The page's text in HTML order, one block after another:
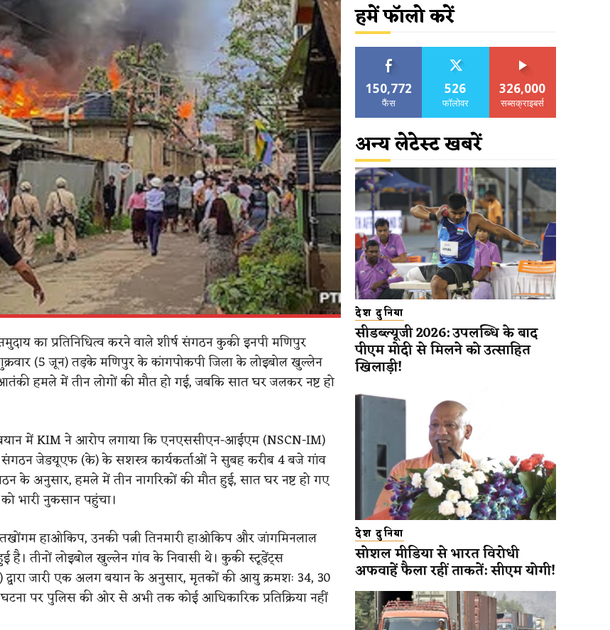
का प्रतिनिधित्व करने वाले शीर्ष संगठन कुकी इनपी मणिपुर
(5 जून) तड़के मणिपुर के कांगपोकपी जिला के लोइबोल खुल्लेन
हमले में तीन लोगों की मौत हो गई, जबकि सात घर जलकर नष्ट हो
में KIM ने आरोप लगाया कि एनएससीएन-आईएम (NSCN-IM)
जेडयूएफ (के) के सशस्त्र कार्यकर्ताओं ने सुबह करीब 4 बजे गांव
के अनुसार, हमले में तीन नागरिकों की मौत हुई, सात घर नष्ट हो गए
भारी नुकसान पहुंचा।
हाओकिप, उनकी पत्नी तिनमारी हाओकिप और जांगमिनलाल
तीनों लोइबोल खुल्लेन गांव के निवासी थे। कुकी स्टूडेंट्स
जारी एक अलग बयान के अनुसार, मृतकों की आयु क्रमशः 34, 30
पर पुलिस की ओर से अभी तक कोई आधिकारिक प्रतिक्रिया नहीं
हमें फॉलो करें
150,772
फैंस
526
फॉलोवर
326,000
सब्सक्राइबर्स
अन्य लेटेस्ट खबरें
देश दुनिया
सीडब्ल्यूजी 2026: उपलब्धि के बाद
पीएम मोदी से मिलने को उत्साहित
खिलाड़ी!
देश दुनिया
सोशल मीडिया से भारत विरोधी
अफवाहें फैला रहीं ताकतें: सीएम योगी!